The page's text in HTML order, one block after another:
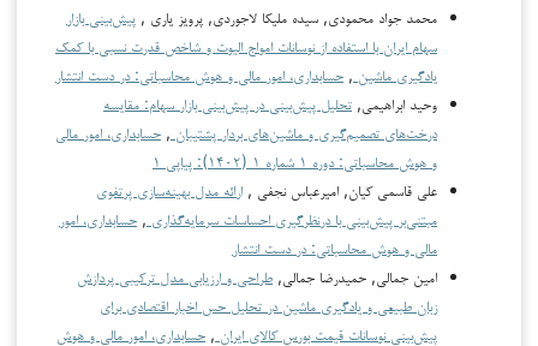
محمد جواد محمودی, سیده ملیکا لاجوردی, پرویز یاری , پیش‌بینی بازار
سهام ایران با استفاده از نوسانات امواج الیوت و شاخص قدرت نسبی با کمک
یادگیری ماشین , حسابداری، امور مالی و هوش محاسباتی: در دست انتشار
وحید ابراهیمی, تحلیل پیش‌بینی در پیش‌بینی بازار سهام: مقایسه
درخت‌های تصمیم‌گیری و ماشین‌های بردار پشتیبان , حسابداری، امور مالی
و هوش محاسباتی: دوره ۱ شماره ۱ (۱۴۰۲): پیاپی ۱
علی قاسمی کیان, امیرعباس نجفی , ارائه مدل بهینه‌سازی پرتفوی
مبتنی‌بر پیش‌بینی با درنظرگیری احساسات سرمایه‌گذاری , حسابداری، امور
مالی و هوش محاسباتی: در دست انتشار
امین جمالی, حمیدرضا جمالی, طراحی و ارزیابی مدل ترکیبی پردازش
زبان طبیعی و یادگیری ماشین در تحلیل حس اخبار اقتصادی برای
پیش‌بینی نوسانات قیمت بورس کالای ایران , حسابداری، امور مالی و هوش